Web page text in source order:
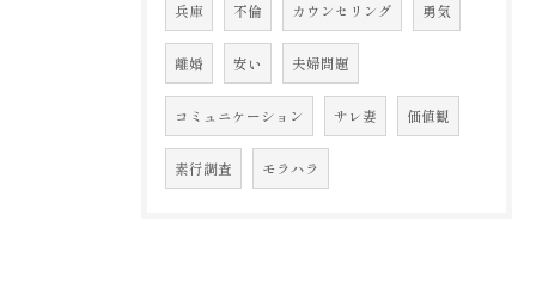
兵庫 不倫 カウンセリング 勇気
離婚 安い 夫婦問題
コミュニケーション サレ妻 価値観
素行調査 モラハラ